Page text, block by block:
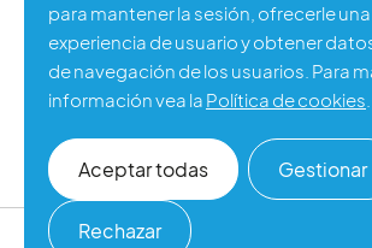
Aviso legal
Política de privacidad
Política de cookies
Accesibilidad web
para mantener la sesión, ofrecerle
experiencia de usuario y obtener
de navegación de los usuarios. Para
información vea la Política de cookies
Aceptar todas Gestionar
Rechazar